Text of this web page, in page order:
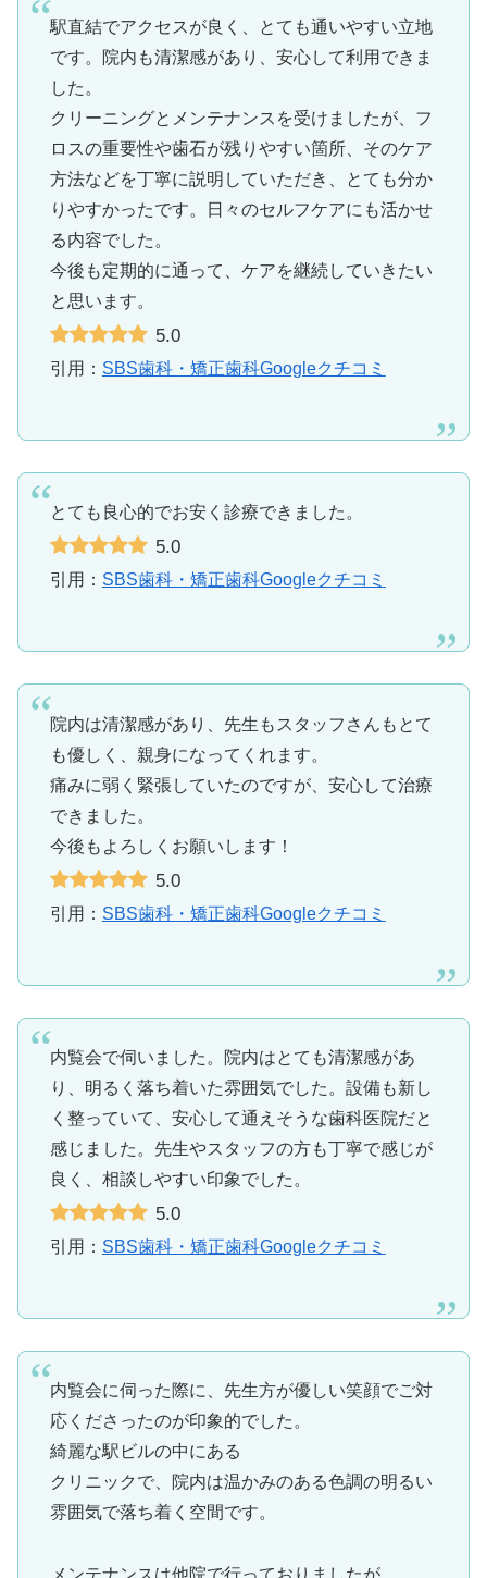
駅直結でアクセスが良く、とても通いやすい立地
です。院内も清潔感があり、安心して利用できま
した。
クリーニングとメンテナンスを受けましたが、フ
ロスの重要性や歯石が残りやすい箇所、そのケア
方法などを丁寧に説明していただき、とても分か
りやすかったです。日々のセルフケアにも活かせ
る内容でした。
今後も定期的に通って、ケアを継続していきたい
と思います。
5.0
引用： SBS歯科・矯正歯科Googleクチコミ
とても良心的でお安く診療できました。
5.0
引用： SBS歯科・矯正歯科Googleクチコミ
院内は清潔感があり、先生もスタッフさんもとて
も優しく、親身になってくれます。
痛みに弱く緊張していたのですが、安心して治療
できました。
今後もよろしくお願いします！
5.0
引用： SBS歯科・矯正歯科Googleクチコミ
内覧会で伺いました。院内はとても清潔感があ
り、明るく落ち着いた雰囲気でした。設備も新し
く整っていて、安心して通えそうな歯科医院だと
感じました。先生やスタッフの方も丁寧で感じが
良く、相談しやすい印象でした。
5.0
引用： SBS歯科・矯正歯科Googleクチコミ
内覧会に伺った際に、先生方が優しい笑顔でご対
応くださったのが印象的でした。
綺麗な駅ビルの中にある
クリニックで、院内は温かみのある色調の明るい
雰囲気で落ち着く空間です。